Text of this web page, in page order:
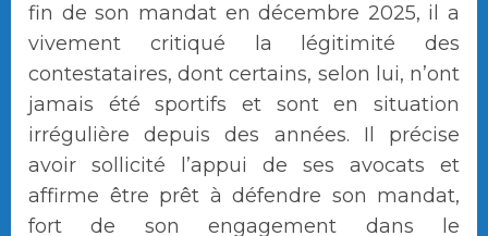
fin de son mandat en décembre 2025, il a
vivement critiqué la légitimité des
contestataires, dont certains, selon lui, n’ont
jamais été sportifs et sont en situation
irrégulière depuis des années. Il précise
avoir sollicité l’appui de ses avocats et
affirme être prêt à défendre son mandat,
fort de son engagement dans le